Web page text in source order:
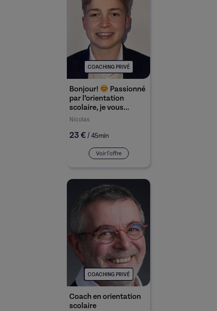
COACHING PRIVÉ
Bonjour!
Passionné
par l’orientation
scolaire, je vous
propose mes conseils
mon expérience afin de
domaine.
Nicolas
23 € /45min
Voir l'offre
COACHING PRIVÉ
Coach en orientation
scolaire